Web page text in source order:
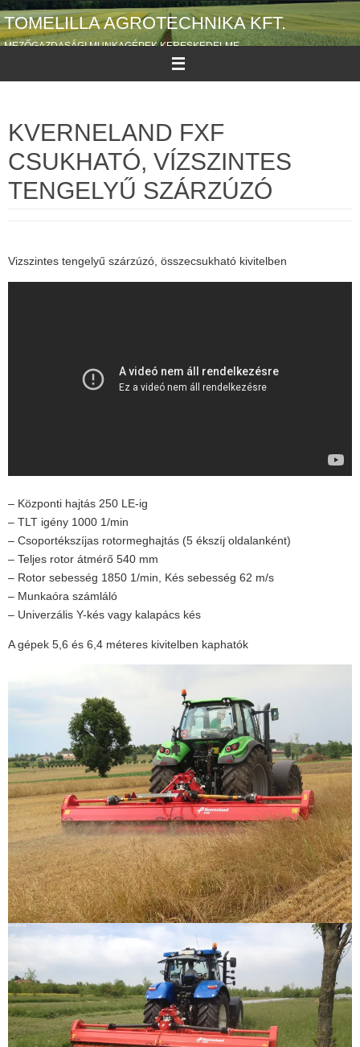
Megszakítás
TOMELILLA AGROTECHNIKA KFT.
MEZŐGAZDASÁGI MUNKAGÉPEK KERESKEDELME
KVERNELAND FXF
CSUKHATÓ, VÍZSZINTES
TENGELYŰ SZÁRZÚZÓ
Vizszintes tengelyű szárzúzó, összecsukható kivitelben
– Központi hajtás 250 LE-ig
– TLT igény 1000 1/min
– Csoportékszíjas rotormeghajtás (5 ékszíj oldalanként)
– Teljes rotor átmérő 540 mm
– Rotor sebesség 1850 1/min, Kés sebesség 62 m/s
– Munkaóra számláló
– Univerzális Y-kés vagy kalapács kés
A gépek 5,6 és 6,4 méteres kivitelben kaphatók